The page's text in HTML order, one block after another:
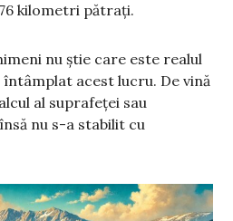
kilometri pătrați.
nu știe care este realul
acest lucru. De vină
al suprafeței sau
nu s-a stabilit cu